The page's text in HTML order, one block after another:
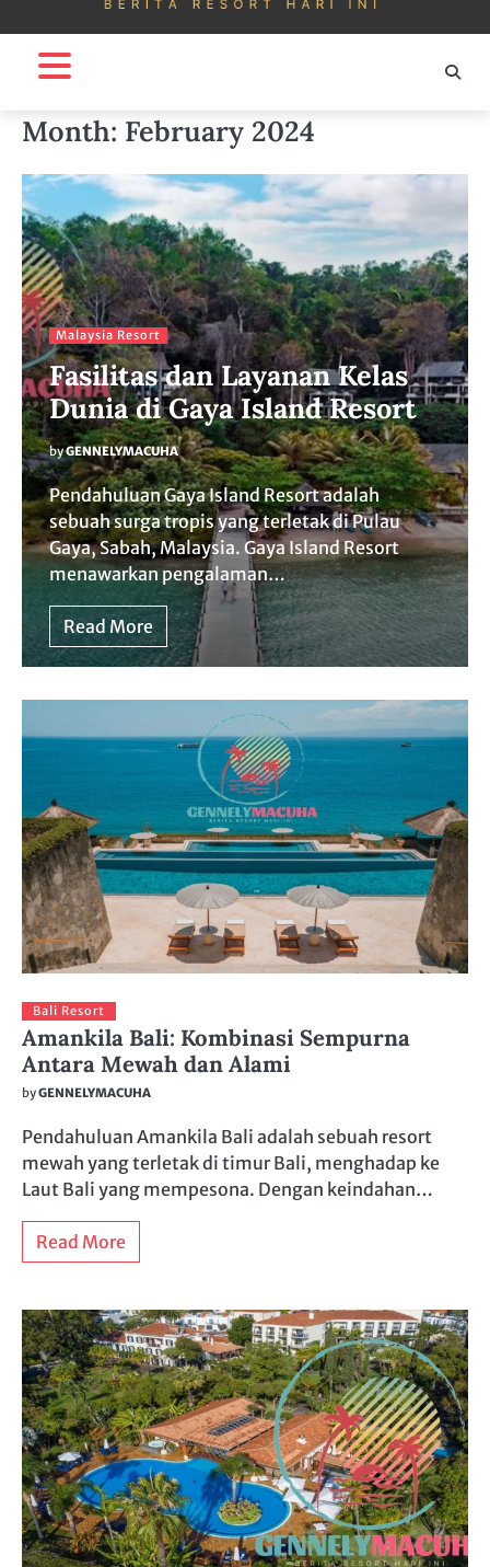
Month: February 2024
Malaysia Resort
Fasilitas dan Layanan Kelas
Dunia di Gaya Island Resort
byGENNELYMACUHA
Pendahuluan Gaya Island Resort adalah
sebuah surga tropis yang terletak di Pulau
Gaya, Sabah, Malaysia. Gaya Island Resort
menawarkan pengalaman…
Read More
Bali Resort
Amankila Bali: Kombinasi Sempurna
Antara Mewah dan Alami
byGENNELYMACUHA
Pendahuluan Amankila Bali adalah sebuah resort
mewah yang terletak di timur Bali, menghadap ke
Laut Bali yang mempesona. Dengan keindahan…
Read More